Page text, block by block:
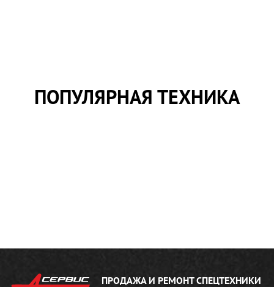
ПОПУЛЯРНАЯ ТЕХНИКА
ПРОДАЖА И РЕМОНТСПЕЦТЕХНИКИ